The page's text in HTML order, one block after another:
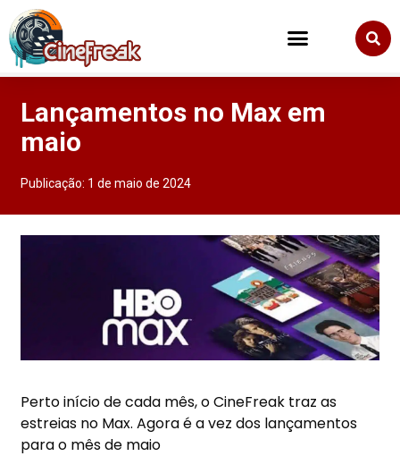
Lançamentos no Max em
maio
Publicação: 1 de maio de 2024
Perto início de cada mês, oCineFreak traz as
estreias no Max. Agora é a vez dos lançamentos
para o mês de maio